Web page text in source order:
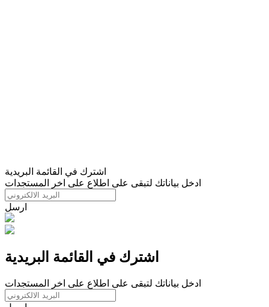
اشترك في القائمة البريدية
ادخل بياناتك لتبقى على اطلاع على اخر المستجدات
ارسل
اشترك في القائمة البريدية
ادخل بياناتك لتبقى على اطلاع على اخر المستجدات